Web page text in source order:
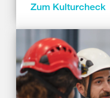
Zum Kulturcheck